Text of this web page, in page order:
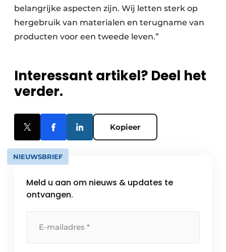
belangrijke aspecten zijn. Wij letten sterk op
hergebruik van materialen en terugname van
producten voor een tweede leven.”
Interessant artikel? Deel het
verder.
Kopieer
NIEUWSBRIEF
Meld u aan om nieuws & updates te
ontvangen.